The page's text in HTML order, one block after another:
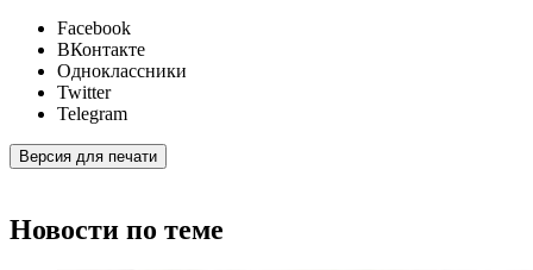
Facebook
ВКонтакте
Одноклассники
Twitter
Telegram
Версия для печати
Новости по теме